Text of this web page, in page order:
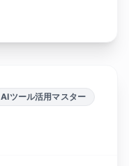
AIツール活用マスター